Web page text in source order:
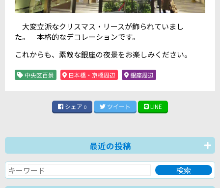
大変立派なクリスマス・リースが飾られていまし
た。 本格的なデコレーションです。
これからも、素敵な銀座の夜景をお楽しみください。
中央区百景 日本橋・京橋周辺 銀座周辺
シェア 0 ツイート LINE
最近の投稿